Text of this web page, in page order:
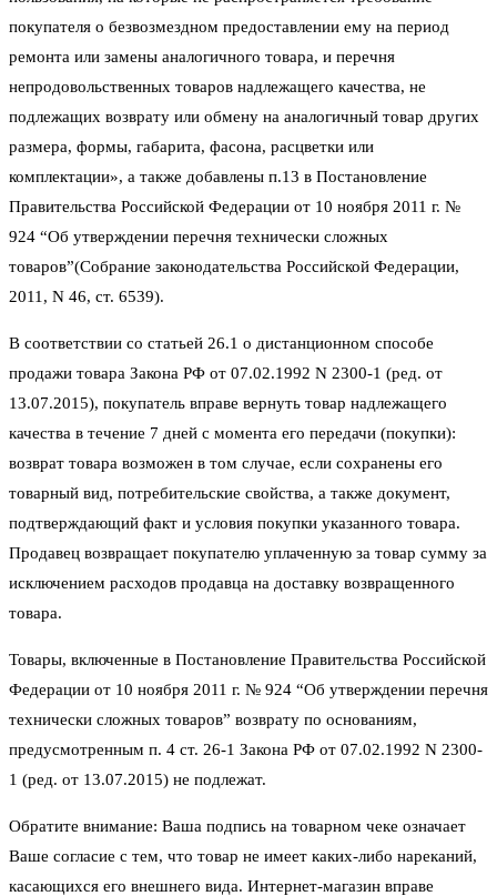
покупателя о безвозмездном предоставлении ему на период
ремонта или замены аналогичного товара, и перечня
непродовольственных товаров надлежащего качества, не
подлежащих возврату или обмену на аналогичный товар других
размера, формы, габарита, фасона, расцветки или
комплектации», а также добавлены п.13 в Постановление
Правительства Российской Федерации от 10 ноября 2011 г. №
924 “Об утверждении перечня технически сложных
товаров”(Собрание законодательства Российской Федерации,
2011, N 46, ст. 6539).
В соответствии со статьей 26.1 о дистанционном способе
продажи товара Закона РФ от 07.02.1992 N 2300-1 (ред. от
13.07.2015), покупатель вправе вернуть товар надлежащего
качества в течение 7 дней с момента его передачи (покупки):
возврат товара возможен в том случае, если сохранены его
товарный вид, потребительские свойства, а также документ,
подтверждающий факт и условия покупки указанного товара.
Продавец возвращает покупателю уплаченную за товар сумму за
исключением расходов продавца на доставку возвращенного
товара.
Товары, включенные в Постановление Правительства Российской
Федерации от 10 ноября 2011 г. № 924 “Об утверждении перечня
технически сложных товаров” возврату по основаниям,
предусмотренным п. 4 ст. 26-1 Закона РФ от 07.02.1992 N 2300-
1 (ред. от 13.07.2015) не подлежат.
Обратите внимание: Ваша подпись на товарном чеке означает
Ваше согласие с тем, что товар не имеет каких-либо нареканий,
касающихся его внешнего вида. Интернет-магазин вправе